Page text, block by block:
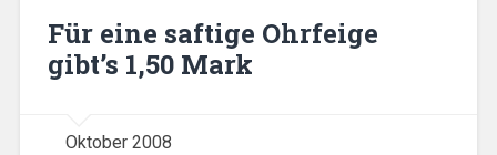
Für eine saftige Ohrfeige
gibt’s 1,50 Mark
Oktober 2008